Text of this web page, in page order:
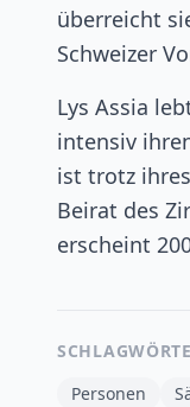
überreicht
Schweizer
Lys Assia
intensiv
ist trotz
Beirat des
erscheint
Personen